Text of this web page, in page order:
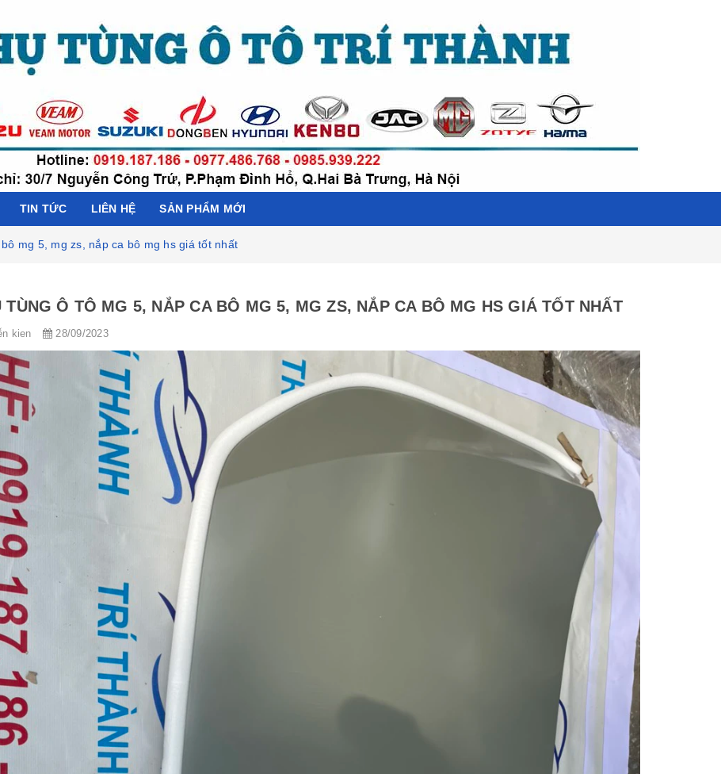
TIN TỨC LIÊN HỆ SẢN PHẨM MỚI
mg 5, mg zs, nắp ca bô mg hs giá tốt nhất
TÙNG Ô TÔ MG 5, NẮP CA BÔ MG 5, MG ZS, NẮP CA BÔ MG HS GIÁ TỐT NHẤT
kien 28/09/2023